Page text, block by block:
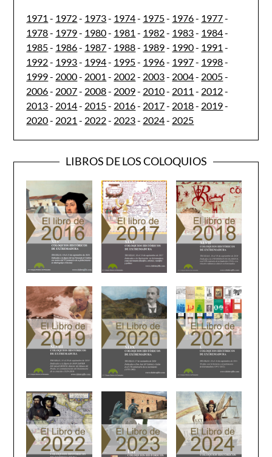
1971 - 1972- 1973- 1974- 1975- 1976- 1977-
1978- 1979- 1980- 1981 - 1982- 1983- 1984-
1985- 1986- 1987- 1988- 1989- 1990- 1991 -
1992- 1993- 1994- 1995- 1996- 1997- 1998-
1999- 2000- 2001 - 2002- 2003- 2004- 2005-
2006- 2007- 2008- 2009- 2010- 2011 - 2012-
2013- 2014- 2015- 2016- 2017- 2018- 2019-
2020- 2021 - 2022- 2023- 2024- 2025
LIBROS DE LOS COLOQUIOS